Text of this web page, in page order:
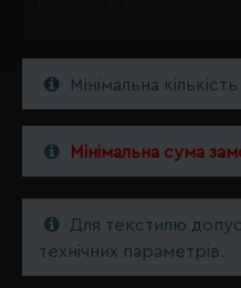
Мінімальна
Мінімальна сума
Для текстилю
технічних параметрів.